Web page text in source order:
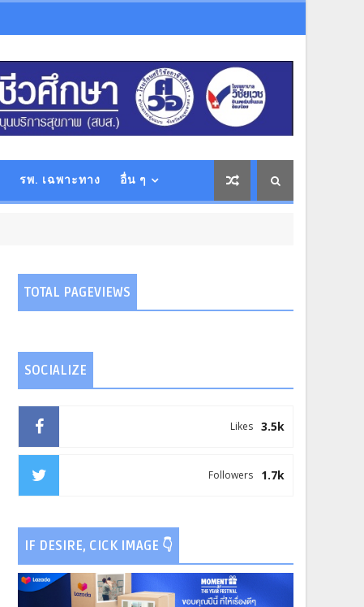
รพ. เฉพาะทาง อื่น ๆ
TOTAL PAGEVIEWS
SOCIALIZE
3.5k
Likes
1.7k
Followers
IF DESIRE, CICK IMAGE 👇